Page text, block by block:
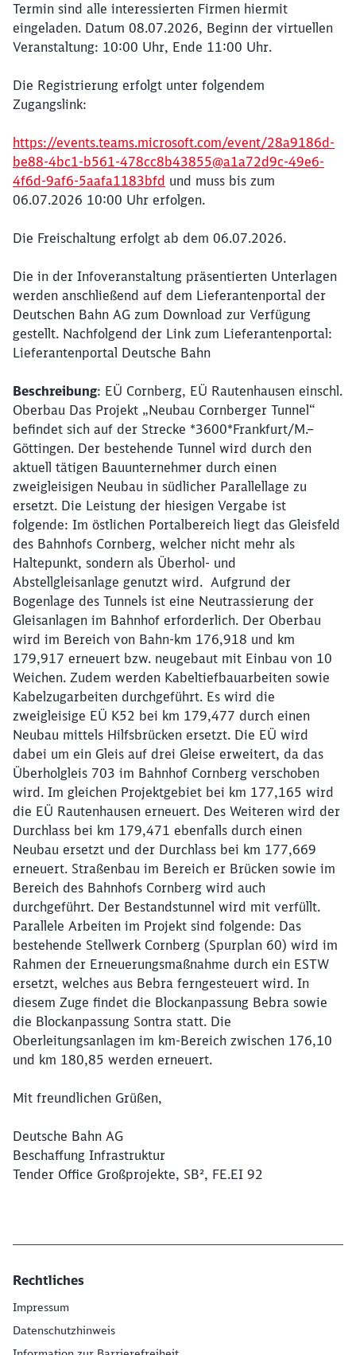
Termin sind alle interessierten Firmen hiermit
eingeladen. Datum 08.07.2026, Beginn der virtuellen
Veranstaltung: 10:00 Uhr, Ende 11:00 Uhr.
Die Registrierung erfolgt unter folgendem
Zugangslink:
https://events.teams.microsoft.com/event/28a9186d-
be88-4bc1-b561-478cc8b43855@a1a72d9c-49e6-
4f6d-9af6-5aafa1183bfd und muss bis zum
06.07.2026 10:00 Uhr erfolgen.
Die Freischaltung erfolgt ab dem 06.07.2026.
Die in der Infoveranstaltung präsentierten Unterlagen
werden anschließend auf dem Lieferantenportal der
Deutschen Bahn AG zum Download zur Verfügung
gestellt. Nachfolgend der Link zum Lieferantenportal:
Lieferantenportal Deutsche Bahn
Beschreibung: EÜ Cornberg, EÜ Rautenhausen einschl.
Oberbau Das Projekt „Neubau Cornberger Tunnel“
befindet sich auf der Strecke *3600*Frankfurt/M.–
Göttingen. Der bestehende Tunnel wird durch den
aktuell tätigen Bauunternehmer durch einen
zweigleisigen Neubau in südlicher Parallellage zu
ersetzt. Die Leistung der hiesigen Vergabe ist
folgende: Im östlichen Portalbereich liegt das Gleisfeld
des Bahnhofs Cornberg, welcher nicht mehr als
Haltepunkt, sondern als Überhol- und
Abstellgleisanlage genutzt wird. Aufgrund der
Bogenlage des Tunnels ist eine Neutrassierung der
Gleisanlagen im Bahnhof erforderlich. Der Oberbau
wird im Bereich von Bahn-km 176,918 und km
179,917 erneuert bzw. neugebaut mit Einbau von 10
Weichen. Zudem werden Kabeltiefbauarbeiten sowie
Kabelzugarbeiten durchgeführt. Es wird die
zweigleisige EÜ K52 bei km 179,477 durch einen
Neubau mittels Hilfsbrücken ersetzt. Die EÜ wird
dabei um ein Gleis auf drei Gleise erweitert, da das
Überholgleis 703 im Bahnhof Cornberg verschoben
wird. Im gleichen Projektgebiet bei km 177,165 wird
die EÜ Rautenhausen erneuert. Des Weiteren wird der
Durchlass bei km 179,471 ebenfalls durch einen
Neubau ersetzt und der Durchlass bei km 177,669
erneuert. Straßenbau im Bereich er Brücken sowie im
Bereich des Bahnhofs Cornberg wird auch
durchgeführt. Der Bestandstunnel wird mit verfüllt.
Parallele Arbeiten im Projekt sind folgende: Das
bestehende Stellwerk Cornberg (Spurplan 60) wird im
Rahmen der Erneuerungsmaßnahme durch ein ESTW
ersetzt, welches aus Bebra ferngesteuert wird. In
diesem Zuge findet die Blockanpassung Bebra sowie
die Blockanpassung Sontra statt. Die
Oberleitungsanlagen im km-Bereich zwischen 176,10
und km 180,85 werden erneuert.
Mit freundlichen Grüßen,
Deutsche Bahn AG
Beschaffung Infrastruktur
Tender Office Großprojekte, SB², FE.EI 92
Rechtliches
Impressum
Datenschutzhinweis
Schließen
Möchten Sie zuweitergeleitet
werden?
Abbrechen Weiter